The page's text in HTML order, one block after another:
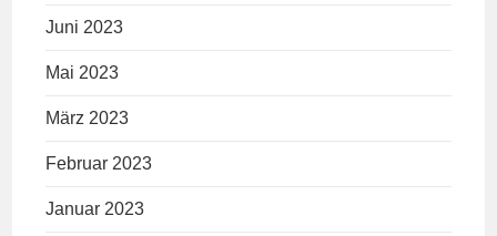
Juni 2023
Mai 2023
März 2023
Februar 2023
Januar 2023